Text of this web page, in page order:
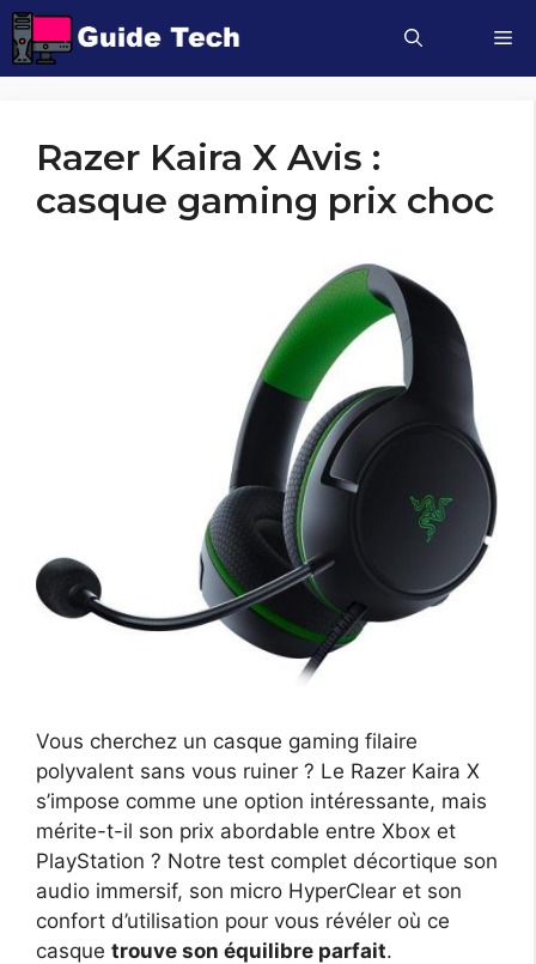
Aller
au
contenu
Razer Kaira X Avis :
casque gaming prix choc
Vous cherchez un casque gaming filaire
polyvalent sans vous ruiner ? Le Razer Kaira X
s’impose comme une option intéressante, mais
mérite-t-il son prix abordable entre Xbox et
PlayStation ? Notre test complet décortique son
audio immersif, son micro HyperClear et son
confort d’utilisation pour vous révéler où ce
casque trouve son équilibre parfait.